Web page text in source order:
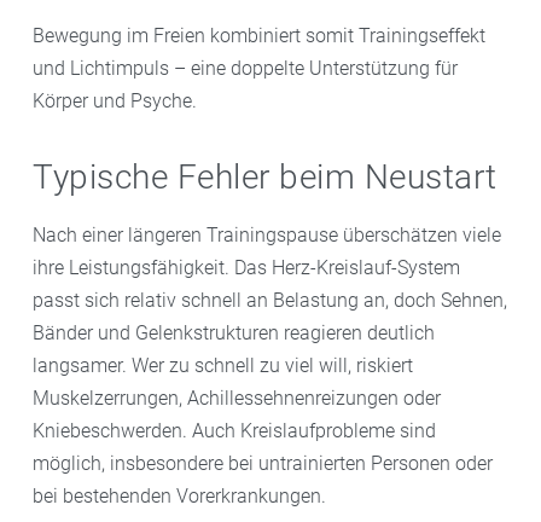
Bewegung im Freien kombiniert somit Trainingseffekt
und Lichtimpuls – eine doppelte Unterstützung für
Körper und Psyche.
Typische Fehler beim Neustart
Nach einer längeren Trainingspause überschätzen viele
ihre Leistungsfähigkeit. Das Herz-Kreislauf-System
passt sich relativ schnell an Belastung an, doch Sehnen,
Bänder und Gelenkstrukturen reagieren deutlich
langsamer. Wer zu schnell zu viel will, riskiert
Muskelzerrungen, Achillessehnenreizungen oder
Kniebeschwerden. Auch Kreislaufprobleme sind
möglich, insbesondere bei untrainierten Personen oder
bei bestehenden Vorerkrankungen.